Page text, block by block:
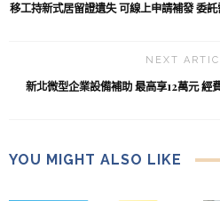
移工持新式居留證遺失 可線上申請補發 委
NEXT
新北微型企業設備補助 最高享12萬元 經
YOU MIGHT ALSO LIKE